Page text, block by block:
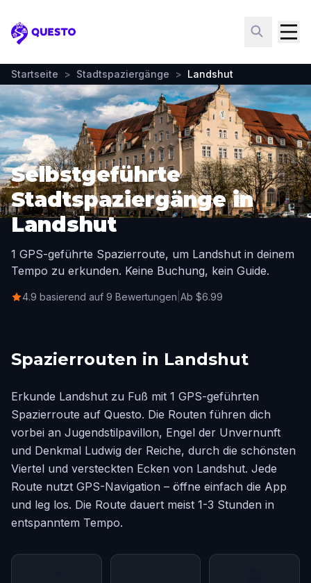
Questo
Startseite > Stadtspaziergänge > Landshut
Selbstgeführte
Stadtspaziergänge in
Landshut
1 GPS-geführte Spazierroute, um Landshut in deinem
Tempo zu erkunden. Keine Buchung, kein Guide.
4.9 basierend auf 9 Bewertungen Ab $6.99
Spazierrouten in Landshut
Erkunde Landshut zu Fuß mit 1 GPS-geführten
Spazierroute auf Questo. Die Routen führen dich
vorbei an Jugendstilpavillon, Engel der Unvernunft
und Denkmal Ludwig der Reiche, durch die schönsten
Viertel und versteckten Ecken von Landshut. Jede
Route nutzt GPS-Navigation – öffne einfach die App
und leg los. Die Route dauert meist 1-3 Stunden in
entspanntem Tempo.